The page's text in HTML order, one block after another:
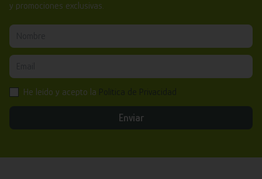
y promociones exclusivas.
He leído y acepto la
Enviar